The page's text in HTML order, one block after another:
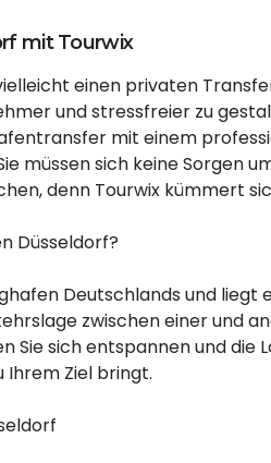
mit Tourwix
einen privaten
und stressfreier zu
mit einem
müssen sich keine Sorgen
denn Tourwix kümmert
Düsseldorf?
Deutschlands und liegt
zwischen einer und
Sie sich entspannen und die
Ihrem Ziel bringt.